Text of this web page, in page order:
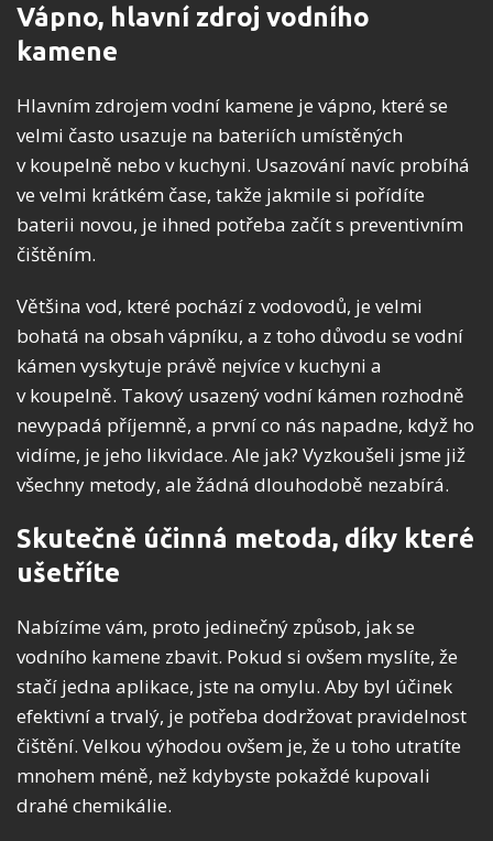
Vápno, hlavní zdroj vodního
kamene
Hlavním zdrojem vodní kamene je vápno, které se
velmi často usazuje na bateriích umístěných
v koupelně nebo v kuchyni. Usazování navíc probíhá
ve velmi krátkém čase, takže jakmile si pořídíte
baterii novou, je ihned potřeba začít s preventivním
čištěním.
Většina vod, které pochází z vodovodů, je velmi
bohatá na obsah vápníku, a z toho důvodu se vodní
kámen vyskytuje právě nejvíce v kuchyni a
v koupelně. Takový usazený vodní kámen rozhodně
nevypadá příjemně, a první co nás napadne, když ho
vidíme, je jeho likvidace. Ale jak? Vyzkoušeli jsme již
všechny metody, ale žádná dlouhodobě nezabírá.
Skutečně účinná metoda, díky které
ušetříte
Nabízíme vám, proto jedinečný způsob, jak se
vodního kamene zbavit. Pokud si ovšem myslíte, že
stačí jedna aplikace, jste na omylu. Aby byl účinek
efektivní a trvalý, je potřeba dodržovat pravidelnost
čištění. Velkou výhodou ovšem je, že u toho utratíte
mnohem méně, než kdybyste pokaždé kupovali
drahé chemikálie.